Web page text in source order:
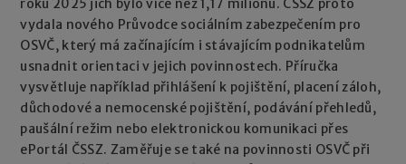
roku 2025 jich bylo více než 1,17 milionu. ČSSZ proto
vydala nového Průvodce sociálním zabezpečením pro
OSVČ, který má začínajícím i stávajícím podnikatelům
usnadnit orientaci v jejich povinnostech. Příručka
vysvětluje například přihlášení k pojištění, placení záloh,
důchodové a nemocenské pojištění, podávání přehledů,
paušální režim nebo elektronickou komunikaci přes
ePortál ČSSZ. Zaměřuje se také na povinnosti OSVČ při